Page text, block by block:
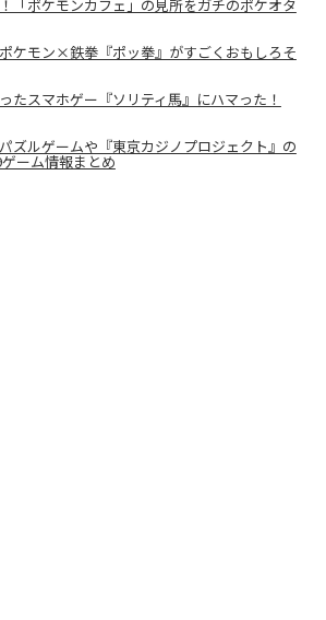
「ポケモンカフェ」の見所をガチのポケオタ
ケモン×鉄拳『ポッ拳』がすごくおもしろそ
たスマホゲー『ソリティ馬』にハマった！
ズルゲームや『東京カジノプロジェクト』の
ーム情報まとめ